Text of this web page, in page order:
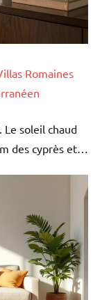
Romaines
soleil chaud
des cyprès et…